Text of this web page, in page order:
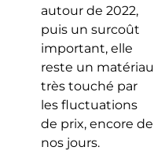
autour de 2022,
puis un surcoût
important, elle
reste un matériau
très touché par
les fluctuations
de prix, encore de
nos jours.